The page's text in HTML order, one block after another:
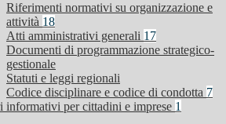
Riferimenti normativi su organizzazione e
attività 18
Atti amministrativi generali 17
Documenti di programmazione strategico-
gestionale
Statuti e leggi regionali
Codice disciplinare e codice di condotta 7
informativi per cittadini e imprese 1